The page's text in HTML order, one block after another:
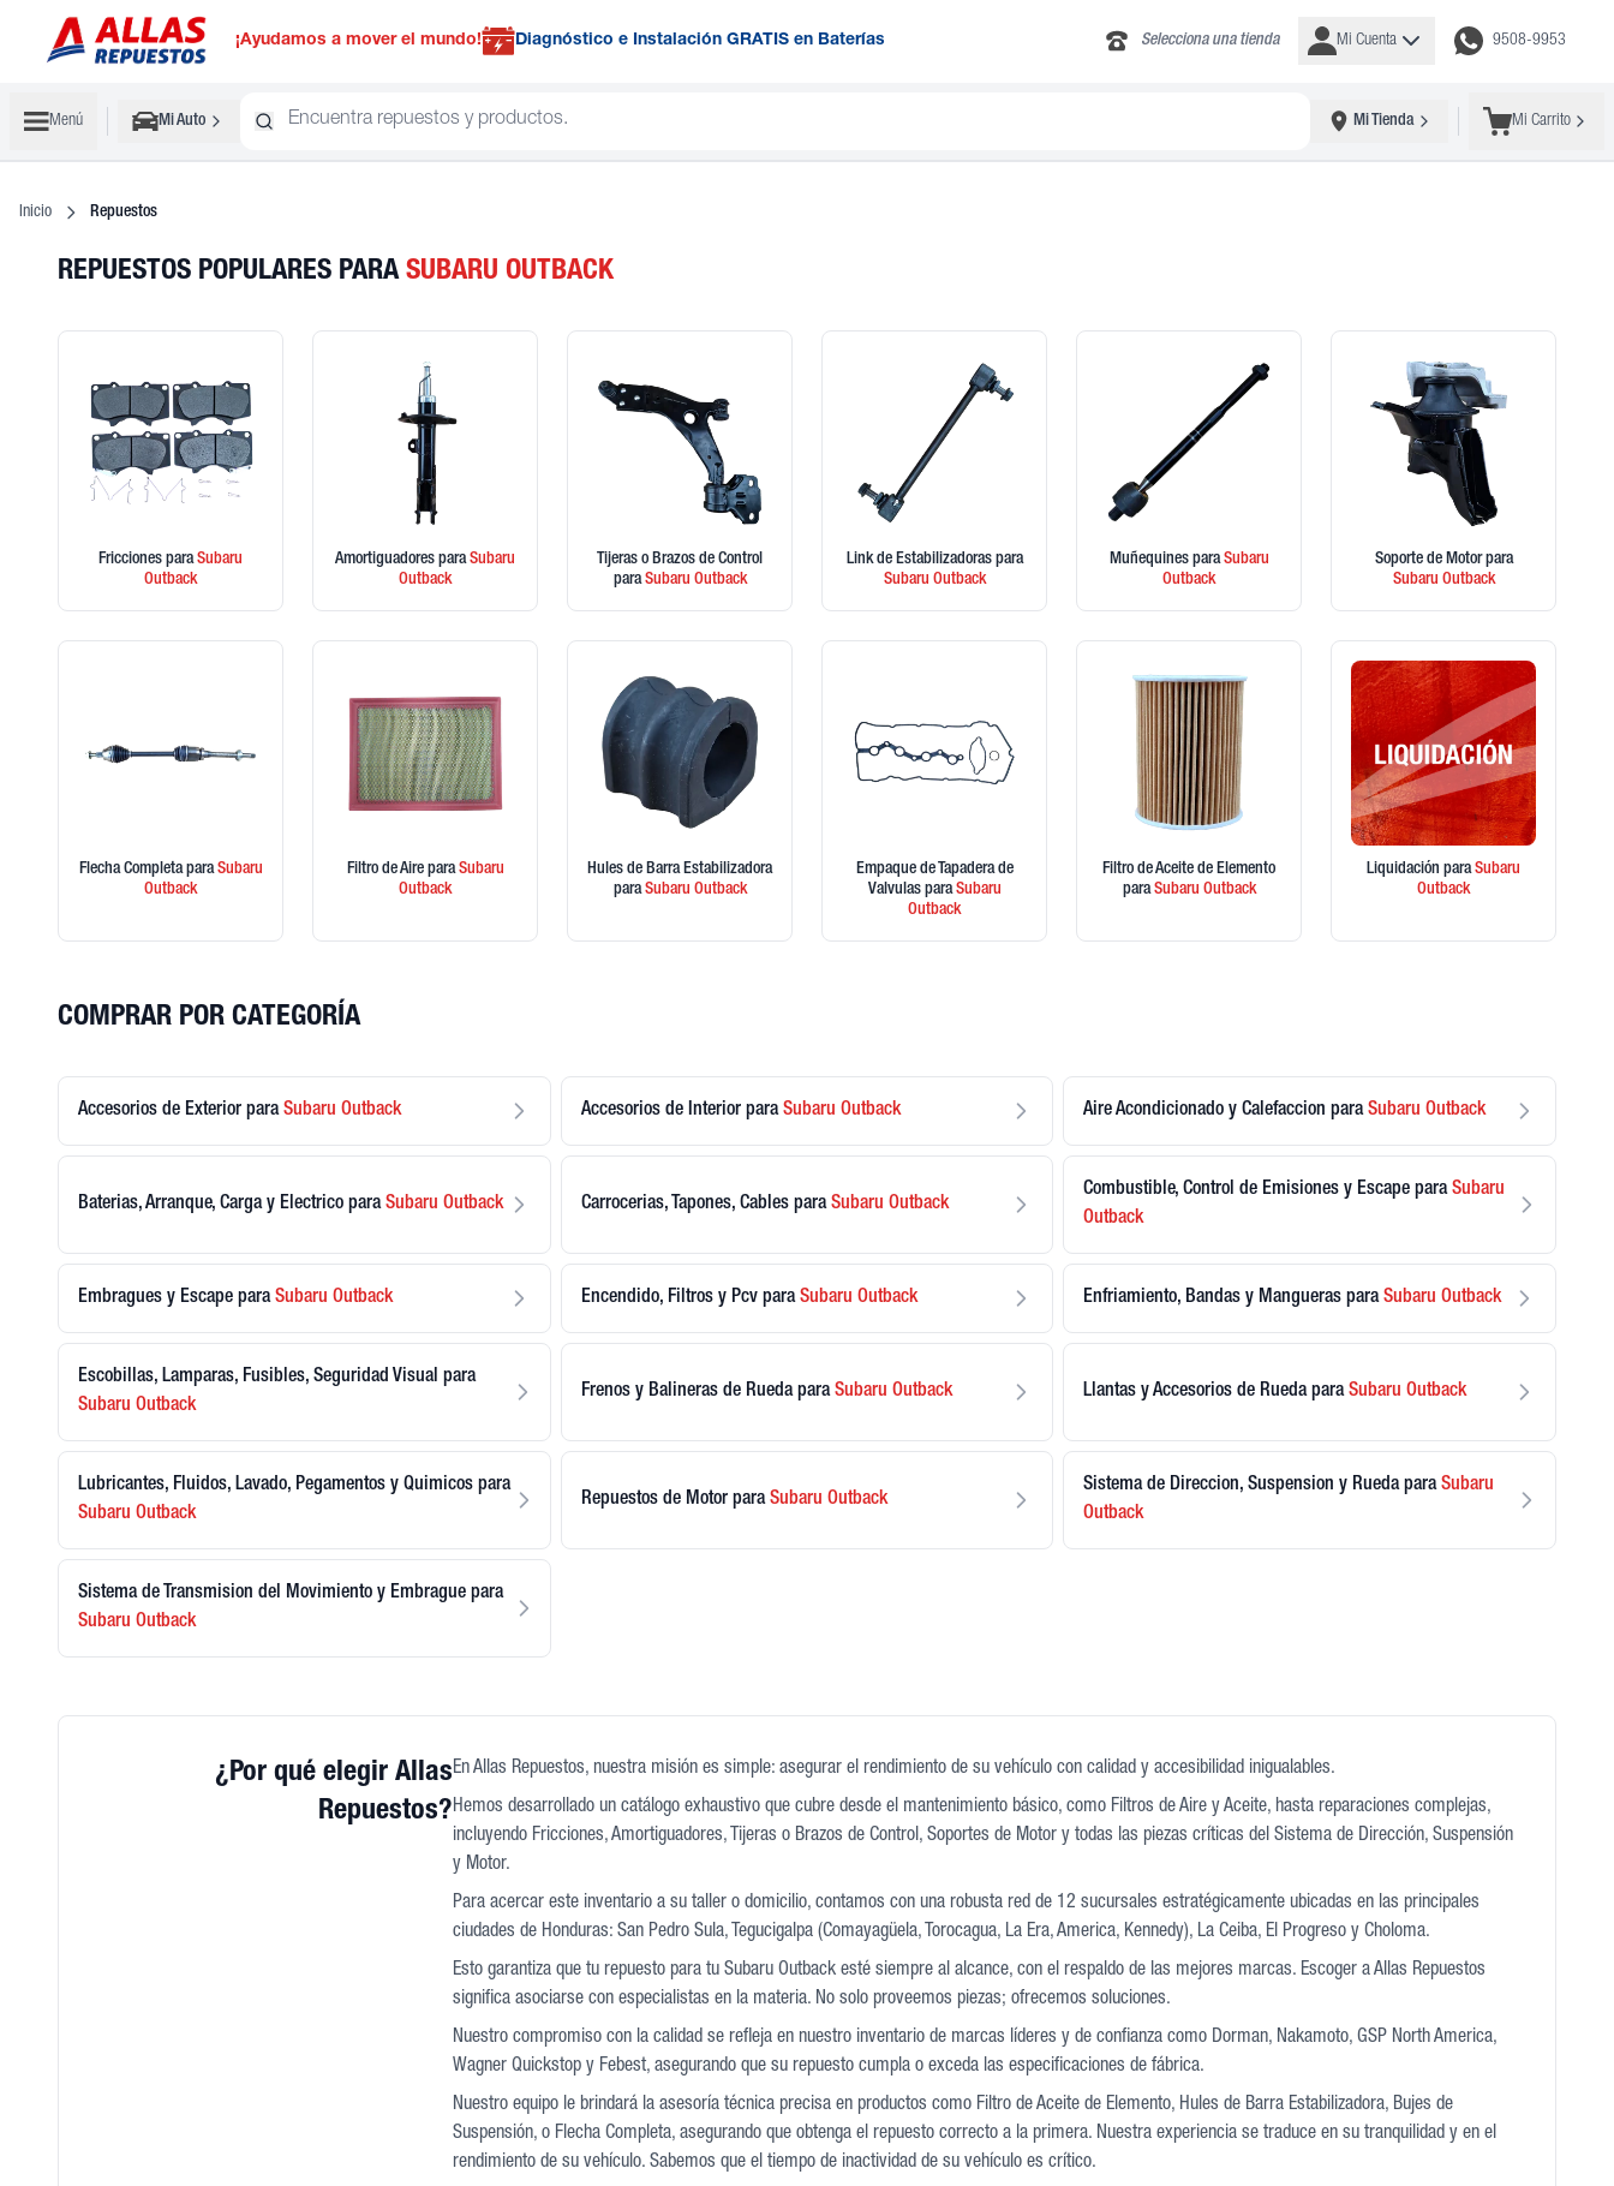
¡Ayudamos a mover el mundo! Diagnóstico e Instalación GRATIS en Baterías Selecciona una tienda Mi Cuenta 9508-9953
Menú Mi Auto Mi Tienda Mi Carrito
Inicio Repuestos
REPUESTOS POPULARES PARA SUBARU OUTBACK
Fricciones paraSubaru
Outback
Amortiguadores paraSubaru
Outback
Tijeras o Brazos de Control
paraSubaru Outback
Link de Estabilizadoras para
Subaru Outback
Muñequines paraSubaru
Outback
Soporte de Motor para
Subaru Outback
Flecha Completa paraSubaru
Outback
Filtro de Aire paraSubaru
Outback
Hules de Barra Estabilizadora
paraSubaru Outback
Empaque de Tapadera de
Valvulas paraSubaru
Outback
Filtro de Aceite de Elemento
paraSubaru Outback
Liquidación paraSubaru
Outback
COMPRAR POR CATEGORÍA
Accesorios de Exterior paraSubaru Outback Accesorios de Interior paraSubaru Outback Aire Acondicionado y Calefaccion paraSubaru Outback
Baterias, Arranque, Carga y Electrico paraSubaru Outback Carrocerias, Tapones, Cables paraSubaru Outback
Combustible, Control de Emisiones y Escape paraSubaru
Outback
Embragues y Escape paraSubaru Outback Encendido, Filtros y Pcv paraSubaru Outback Enfriamiento, Bandas y Mangueras paraSubaru Outback
Escobillas, Lamparas, Fusibles, Seguridad Visual para
Subaru Outback
Frenos y Balineras de Rueda paraSubaru Outback Llantas y Accesorios de Rueda paraSubaru Outback
Lubricantes, Fluidos, Lavado, Pegamentos y Quimicos para
Subaru Outback
Repuestos de Motor paraSubaru Outback
Sistema de Direccion, Suspension y Rueda paraSubaru
Outback
Sistema de Transmision del Movimiento y Embrague para
Subaru Outback
¿Por qué elegir Allas
Repuestos?
En Allas Repuestos, nuestra misión es simple: asegurar el rendimiento de su vehículo con calidad y accesibilidad inigualables.
Hemos desarrollado un catálogo exhaustivo que cubre desde el mantenimiento básico, como Filtros de Aire y Aceite, hasta reparaciones complejas,
incluyendo Fricciones, Amortiguadores, Tijeras o Brazos de Control, Soportes de Motor y todas las piezas críticas del Sistema de Dirección, Suspensión
y Motor.
Para acercar este inventario a su taller o domicilio, contamos con una robusta red de 12 sucursales estratégicamente ubicadas en las principales
ciudades de Honduras: San Pedro Sula, Tegucigalpa (Comayagüela, Torocagua, La Era, America, Kennedy), La Ceiba, El Progreso y Choloma.
Esto garantiza que tu repuesto para tu Subaru Outback esté siempre al alcance, con el respaldo de las mejores marcas. Escoger a Allas Repuestos
significa asociarse con especialistas en la materia. No solo proveemos piezas; ofrecemos soluciones.
Nuestro compromiso con la calidad se refleja en nuestro inventario de marcas líderes y de confianza como Dorman, Nakamoto, GSP North America,
Wagner Quickstop y Febest, asegurando que su repuesto cumpla o exceda las especificaciones de fábrica.
Nuestro equipo le brindará la asesoría técnica precisa en productos como Filtro de Aceite de Elemento, Hules de Barra Estabilizadora, Bujes de
Suspensión, o Flecha Completa, asegurando que obtenga el repuesto correcto a la primera. Nuestra experiencia se traduce en su tranquilidad y en el
rendimiento de su vehículo. Sabemos que el tiempo de inactividad de su vehículo es crítico.